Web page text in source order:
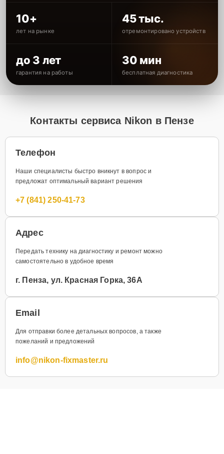
10+
лет на рынке
45 тыс.
отремонтировано устройств
до 3 лет
гарантия на работы
30 мин
бесплатная диагностика
Контакты сервиса Nikon в Пензе
Телефон
Наши специалисты быстро вникнут в вопрос и
предложат оптимальный вариант решения
+7 (841) 250-41-73
Адрес
Передать технику на диагностику и ремонт можно
самостоятельно в удобное время
г. Пенза, ул. Красная Горка, 36А
Email
Для отправки более детальных вопросов, а также
пожеланий и предложений
info@nikon-fixmaster.ru